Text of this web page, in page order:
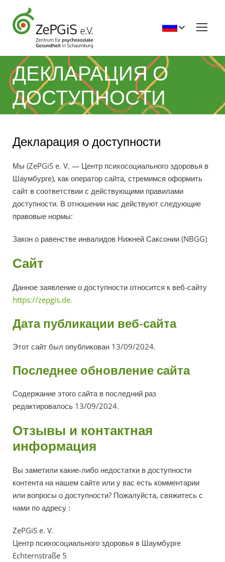
ДЕКЛАРАЦИЯ О
ДОСТУПНОСТИ
Декларация о доступности
Мы (ZePGiS e. V. — Центр психосоциального здоровья в
Шаумбурге), как оператор сайта, стремимся оформить
сайт в соответствии с действующими правилами
доступности. В отношении нас действуют следующие
правовые нормы:
Закон о равенстве инвалидов Нижней Саксонии (NBGG)
Сайт
Данное заявление о доступности относится к веб-сайту
https://zepgis.de.
Дата публикации веб-сайта
Этот сайт был опубликован 13/09/2024.
Последнее обновление сайта
Содержание этого сайта в последний раз
редактировалось 13/09/2024.
Отзывы и контактная
информация
Вы заметили какие-либо недостатки в доступности
контента на нашем сайте или у вас есть комментарии
или вопросы о доступности? Пожалуйста, свяжитесь с
нами по адресу :
ZePGiS e. V.
Центр психосоциального здоровья в Шаумбурге
Echternstraße 5